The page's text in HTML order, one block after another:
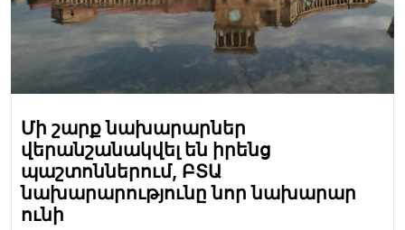
Մի շարք նախարարներ
վերանշանակվել են իրենց
պաշտոններում, ԲՏԱ
նախարարությունը նոր նախարար
ունի